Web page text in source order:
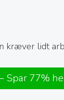
kræver lidt
Spar 77%